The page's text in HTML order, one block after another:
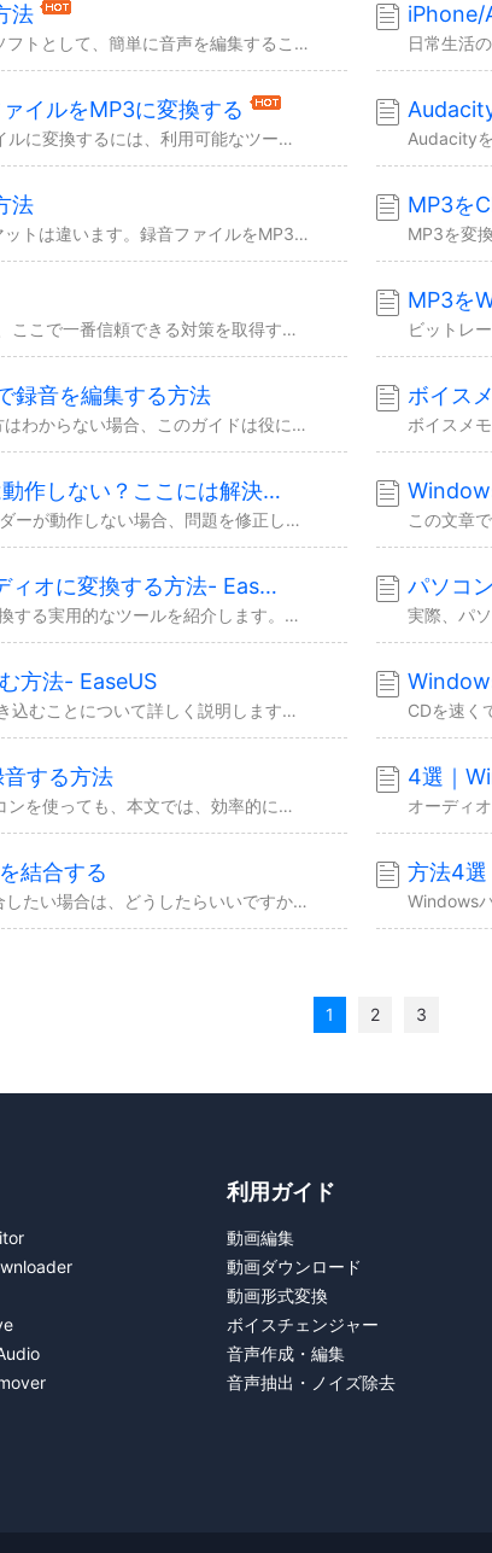
法
Audacityは非常に優れたオーディオ編集ソフトとして、簡単に音声を編集することができます。それでは、もしAudacityでオーディオトラックを結合したい場合、本文で詳細な操作ガ...
iPhone/
イルをMP3に変換する
CDAファイルを汎用されているMP3ファイルに変換するには、利用可能なツールはたくさんあります。本文では、Windows Media PlayerでCDAファイルをMP3に変換する...
法
デバイスによって録音ファイルのフォーマットは違います。録音ファイルをMP3ファイルに変換する場合、このガイドを参照して、録音ファイルを簡単に変換しましょう。
MP3を
YouTubeの動画をCDに焼き込みたい場合、ここで一番信頼できる対策を取得することができます。本文のガイドを参照して、簡単な数クリックだけでYouTubeをCDに焼き込みましょう...
MP3を
音を編集する方法
録音ファイルを編集したいが、そのやり方はわからない場合、このガイドは役に立ちます。本文では、様々なデバイスで録音ファイルを簡単に編集する方法を紹介しますので、ご参照ください。
ボイス
Windows 10ボイスレコーダーは動作しない？ここには解決策！- EaseUS
Windows 10コンピュータでボイスレコーダーが動作しない場合、問題を修正したり、Windows 10でオーディオを録音する代替方法を試したりしてみてください。
MP3をコンパクトデジタルオーディオに変換する方法- EaseUS
この文章では、MP3をオーディオCDに変換する実用的なツールを紹介します。これらのツールによって、オーディオファイルをCDプレーヤーでも再生できます。
パソコ
方法- EaseUS
この文章は、YouTubeから音楽をCDに書き込むことについて詳しく説明します。YouTubeからダウンロードした音楽があるか否か、この文章を読んだら、あなたにとって最適の方法が見...
する方法
Windowsパソコンを使っても、Macパソコンを使っても、本文では、効率的に録音できる対策を見つけることができます。今すぐ詳細なガイドを確認しましょう。
4選｜
結合する
複数のWAVファイルがあって、それを結合したい場合は、どうしたらいいですか。本文では、WAVファイルを結合する方法を皆さんに紹介します。
方法4選
1 2 3
利用ガイド
動画編集
動画ダウンロード
動画形式変換
ボイスチェンジャー
音声作成・編集
音声抽出・ノイズ除去